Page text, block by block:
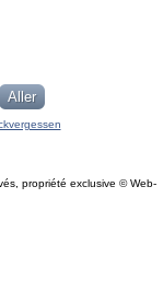
propriété exclusive © Web-